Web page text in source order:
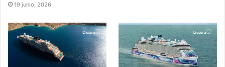
19 junio, 2026